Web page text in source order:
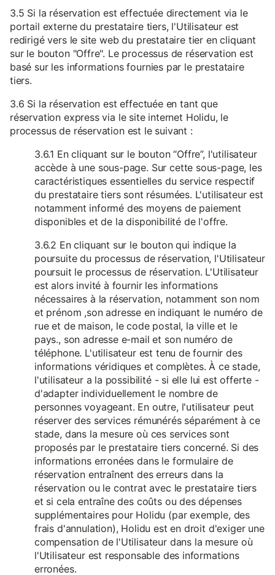
3.5 Si la réservation est effectuée directement via le
portail externe du prestataire tiers, l'Utilisateur est
redirigé vers le site web du prestataire tier en cliquant
sur le bouton "Offre". Le processus de réservation est
basé sur les informations fournies par le prestataire
tiers.
3.6 Si la réservation est effectuée en tant que
réservation express via le site internet Holidu, le
processus de réservation est le suivant :
3.6.1 En cliquant sur le bouton “Offre”, l'utilisateur
accède à une sous-page. Sur cette sous-page, les
caractéristiques essentielles du service respectif
du prestataire tiers sont résumées. L'utilisateur est
notamment informé des moyens de paiement
disponibles et de la disponibilité de l'offre.
3.6.2 En cliquant sur le bouton qui indique la
poursuite du processus de réservation, l'Utilisateur
poursuit le processus de réservation. L'Utilisateur
est alors invité à fournir les informations
nécessaires à la réservation, notamment son nom
et prénom ,son adresse en indiquant le numéro de
rue et de maison, le code postal, la ville et le
pays., son adresse e-mail et son numéro de
téléphone. L'utilisateur est tenu de fournir des
informations véridiques et complètes. À ce stade,
l'utilisateur a la possibilité - si elle lui est offerte -
d'adapter individuellement le nombre de
personnes voyageant. En outre, l'utilisateur peut
réserver des services rémunérés séparément à ce
stade, dans la mesure où ces services sont
proposés par le prestataire tiers concerné. Si des
informations erronées dans le formulaire de
réservation entraînent des erreurs dans la
réservation ou le contrat avec le prestataire tiers
et si cela entraîne des coûts ou des dépenses
supplémentaires pour Holidu (par exemple, des
frais d'annulation), Holidu est en droit d'exiger une
compensation de l'Utilisateur dans la mesure où
l'Utilisateur est responsable des informations
erronées.